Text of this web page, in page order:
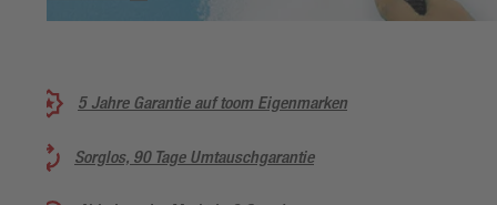
5 Jahre Garantie auf toom Eigenmarken
Sorglos, 90 Tage Umtauschgarantie